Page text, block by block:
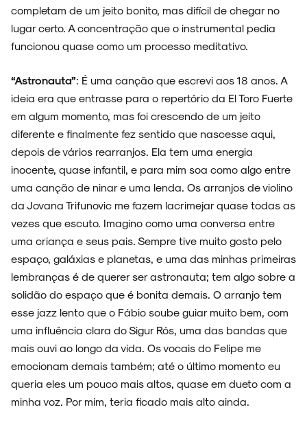
completam de um jeito bonito, mas difícil de chegar no
lugar certo. A concentração que o instrumental pedia
funcionou quase como um processo meditativo.
“Astronauta”: É uma canção que escrevi aos 18 anos. A
ideia era que entrasse para o repertório da El Toro Fuerte
em algum momento, mas foi crescendo de um jeito
diferente e finalmente fez sentido que nascesse aqui,
depois de vários rearranjos. Ela tem uma energia
inocente, quase infantil, e para mim soa como algo entre
uma canção de ninar e uma lenda. Os arranjos de violino
da Jovana Trifunovic me fazem lacrimejar quase todas as
vezes que escuto. Imagino como uma conversa entre
uma criança e seus pais. Sempre tive muito gosto pelo
espaço, galáxias e planetas, e uma das minhas primeiras
lembranças é de querer ser astronauta; tem algo sobre a
solidão do espaço que é bonita demais. O arranjo tem
esse jazz lento que o Fábio soube guiar muito bem, com
uma influência clara do Sigur Rós, uma das bandas que
mais ouvi ao longo da vida. Os vocais do Felipe me
emocionam demais também; até o último momento eu
queria eles um pouco mais altos, quase em dueto com a
minha voz. Por mim, teria ficado mais alto ainda.